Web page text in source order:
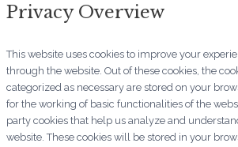
Privacy Overview
This website uses cookies to improve your
through the website. Out of these cookies, the
categorized as necessary are stored on your
for the working of basic functionalities of the
party cookies that help us analyze and
website. These cookies will be stored in your